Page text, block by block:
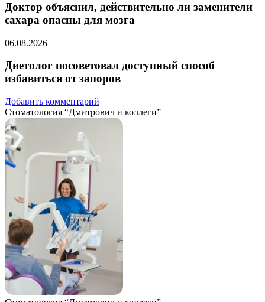
Доктор объяснил, действительно ли заменители
сахара опасны для мозга
06.08.2026
Диетолог посоветовал доступный способ
избавиться от запоров
Добавить комментарий
Стоматология “Дмитрович и коллеги”